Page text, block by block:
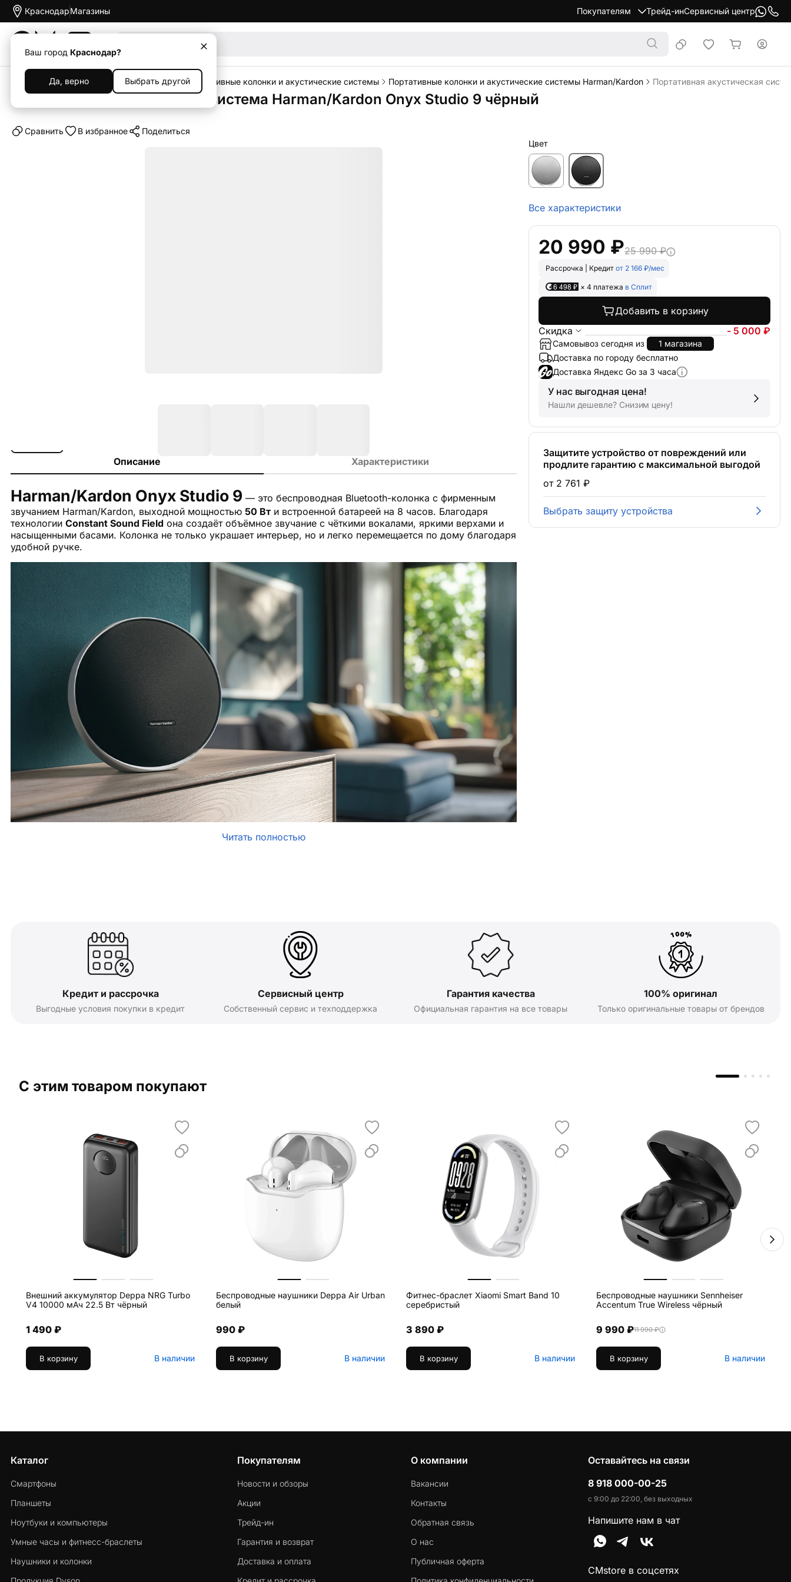
Краснодар
Ваш город Краснодар?
Да, верно Выбрать другой
Магазины Покупателям Трейд-инСервисный центр
Каталог Наушники и колонки Портативные колонки и акустические системы Портативные колонки и акустические системы Harman/Kardon Портативная акустическая
Портативная акустическая система Harman/Kardon Onyx Studio 9 чёрный
Cравнить В избранное Поделиться
Описание Характеристики
Harman/Kardon Onyx Studio 9 — это беспроводная Bluetooth-колонка с фирменным
звучанием Harman/Kardon, выходной мощностью 50 Вт и встроенной батареей на 8 часов. Благодаря
технологии Constant Sound Field она создаёт объёмное звучание с чёткими вокалами, яркими верхами и
насыщенными басами. Колонка не только украшает интерьер, но и легко перемещается по дому благодаря
удобной ручке.
Читать полностью
Цвет
Все характеристики
20 990 ₽25 990 ₽
Рассрочка | Кредит от 2 166 ₽/мес
6 498 ₽ × 4 платежа в Сплит
Добавить в корзину
Скидка
- 5 000 ₽
Самовывоз сегодня из
1 магазина
Доставка по городу бесплатно
Доставка Яндекс Go за 3 часа
У нас выгодная цена!
Нашли дешевле? Снизим цену!
Защитите устройство от повреждений или
продлите гарантию с максимальной выгодой
от 2 761 ₽
Выбрать защиту устройства
Кредит и рассрочка
Выгодные условия покупки в кредит
Сервисный центр
Собственный сервис и техподдержка
Гарантия качества
Официальная гарантия на все товары
100% оригинал
Только оригинальные товары от брендов
С этим товаром покупают
Внешний аккумулятор Deppa NRG Turbo
V4 10000 мАч 22.5 Вт чёрный
1 490 ₽
В корзину В наличии
Беспроводные наушники Deppa Air Urban
белый
990 ₽
В корзину В наличии
Фитнес-браслет Xiaomi Smart Band 10
серебристый
3 890 ₽
В корзину В наличии
Беспроводные наушники Sennheiser
Accentum True Wireless чёрный
9 990 ₽11 990 ₽
В корзину В наличии
Каталог
Смартфоны
Планшеты
Ноутбуки и компьютеры
Умные часы и фитнесс-браслеты
Наушники и колонки
Покупателям
Новости и обзоры
Акции
Трейд-ин
Гарантия и возврат
Доставка и оплата
О компании
Вакансии
Контакты
Обратная связь
О нас
Публичная оферта
Оставайтесь на связи
8 918 000-00-25
с 9:00 до 22:00, без выходных
Напишите нам в чат
CMstore в соцсетях